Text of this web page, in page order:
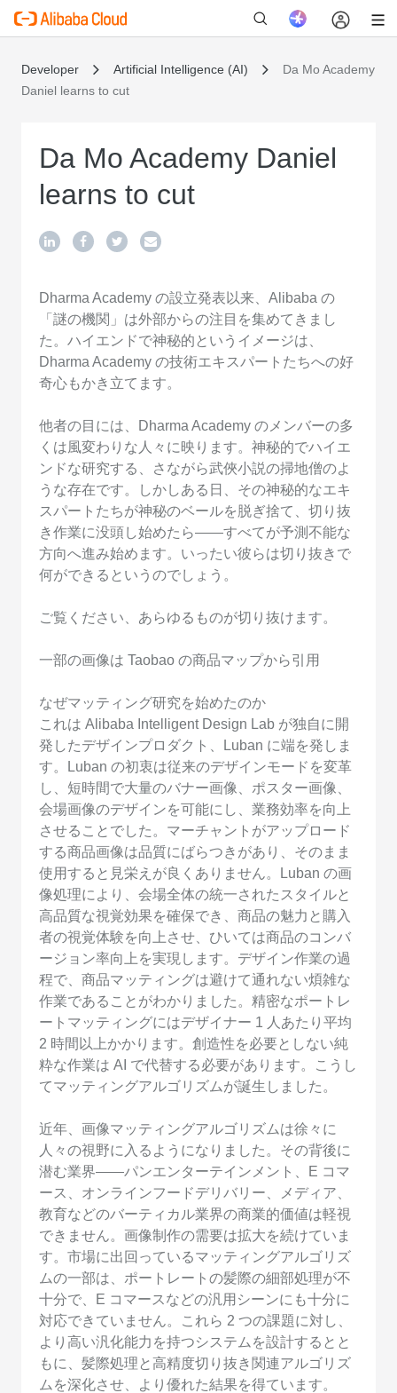
Developer Artificial Intelligence (AI)
Da Mo Academy
Daniel learns to cut
Da Mo Academy Daniel
learns to cut
Dharma Academy の設立発表以来、Alibaba の
「謎の機関」は外部からの注目を集めてきまし
た。ハイエンドで神秘的というイメージは、
Dharma Academy の技術エキスパートたちへの好
奇心もかき立てます。
他者の目には、Dharma Academy のメンバーの多
くは風変わりな人々に映ります。神秘的でハイエ
ンドな研究する、さながら武俠小説の掃地僧のよ
うな存在です。しかしある日、その神秘的なエキ
スパートたちが神秘のベールを脱ぎ捨て、切り抜
き作業に没頭し始めたら——すべてが予測不能な
方向へ進み始めます。いったい彼らは切り抜きで
何ができるというのでしょう。
ご覧ください、あらゆるものが切り抜けます。
一部の画像は Taobao の商品マップから引用
なぜマッティング研究を始めたのか
これは Alibaba Intelligent Design Lab が独自に開
発したデザインプロダクト、Luban に端を発しま
す。Luban の初衷は従来のデザインモードを変革
し、短時間で大量のバナー画像、ポスター画像、
会場画像のデザインを可能にし、業務効率を向上
させることでした。マーチャントがアップロード
する商品画像は品質にばらつきがあり、そのまま
使用すると見栄えが良くありません。Luban の画
像処理により、会場全体の統一されたスタイルと
高品質な視覚効果を確保でき、商品の魅力と購入
者の視覚体験を向上させ、ひいては商品のコンバ
ージョン率向上を実現します。デザイン作業の過
程で、商品マッティングは避けて通れない煩雑な
作業であることがわかりました。精密なポートレ
ートマッティングにはデザイナー 1 人あたり平均
2 時間以上かかります。創造性を必要としない純
粋な作業は AI で代替する必要があります。こうし
てマッティングアルゴリズムが誕生しました。
近年、画像マッティングアルゴリズムは徐々に
人々の視野に入るようになりました。その背後に
潜む業界——パンエンターテインメント、E コマ
ース、オンラインフードデリバリー、メディア、
教育などのバーティカル業界の商業的価値は軽視
できません。画像制作の需要は拡大を続けていま
す。市場に出回っているマッティングアルゴリズ
ムの一部は、ポートレートの髪際の細部処理が不
十分で、E コマースなどの汎用シーンにも十分に
対応できていません。これら 2 つの課題に対し、
より高い汎化能力を持つシステムを設計するとと
もに、髪際処理と高精度切り抜き関連アルゴリズ
ムを深化させ、より優れた結果を得ています。